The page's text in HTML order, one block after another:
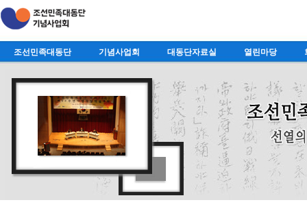
조선민족대동단 기념사업회 대동단자료실 열린마당